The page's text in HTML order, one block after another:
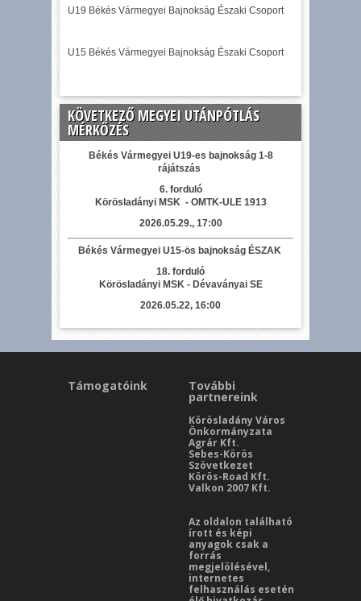
U19 Békés Vármegyei Bajnokság Északi Csoport
U15 Békés Vármegyei Bajnokság Északi Csoport
KÖVETKEZŐ MEGYEI UTÁNPÓTLÁS
MÉRKŐZÉS
Békés Vármegyei U19-es bajnokság 1-8
rájátszás
6. forduló
Körösladányi MSK - OMTK-ULE 1913
2026.05.29., 17:00
Békés Vármegyei U15-ös bajnokság ÉSZAK
18. forduló
Körösladányi MSK - Dévaványai SE
2026.05.22, 16:00
Támogatóink További
partnereink
Körösladány Város
Önkormányzata
Agrár Kft.
Sebes-Körös
Szövetkezet
Körös-Road Kft.
Valkon 2007 Kft.
Az oldalon található
írott és képi
anyagok csak a
forrás
megjelölésével,
internetes
felhasználás esetén